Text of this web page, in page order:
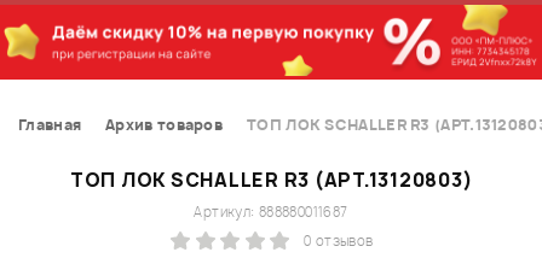
Главная Архив товаров ТОП ЛОК SCHALLER R3
ТОП ЛОК SCHALLER R3 (АРТ.13120803)
Артикул: 888880011687
0 отзывов